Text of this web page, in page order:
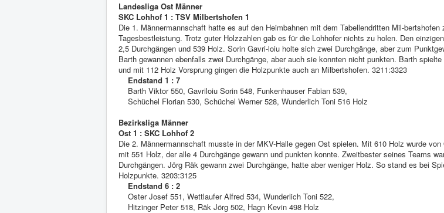
Landesliga Ost Männer
SKC Lohhof 1 : TSV Milbertshofen 1
Die 1. Männermannschaft hatte es auf den Heimbahnen mit dem Tabellendritten Mil-
Tagesbestleistung. Trotz guter Holzzahlen gab es für die Lohhofer nichts zu holen. Den
2,5 Durchgängen und 539 Holz. Sorin Gavri-loiu holte sich zwei Durchgänge, aber zum
Barth gewannen ebenfalls zwei Durchgänge, aber auch sie konnten nicht punkten. Barth
und mit 112 Holz Vorsprung gingen die Holzpunkte auch an Milbertshofen. 3211:3323
Endstand 1 : 7
Barth Viktor 550, Gavriloiu Sorin 548, Funkenhauser Fabian 539,
Schüchel Florian 530, Schüchel Werner 528, Wunderlich Toni 516 Holz
Bezirksliga Männer
Ost 1 : SKC Lohhof 2
Die 2. Männermannschaft musste in der MKV-Halle gegen Ost spielen. Mit 610 Holz wurde
mit 551 Holz, der alle 4 Durchgänge gewann und punkten konnte. Zweitbester seines Teams
Durchgängen. Jörg Räk gewann zwei Durchgänge, hatte aber weniger Holz. So stand es bei
Holzpunkte. 3203:3125
Endstand 6 : 2
Oster Josef 551, Wettlaufer Alfred 534, Wunderlich Toni 522,
Hitzinger Peter 518, Räk Jörg 502, Hagn Kevin 498 Holz